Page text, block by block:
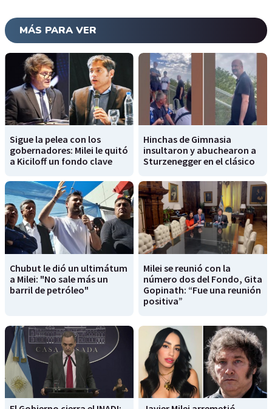
MÁS PARA VER
Sigue la pelea con los
gobernadores: Milei le quitó
a Kiciloff un fondo clave
Hinchas de Gimnasia
insultaron y abuchearon a
Sturzenegger en el clásico
Chubut le dió un ultimátum
a Milei: "No sale más un
barril de petróleo"
Milei se reunió con la
número dos del Fondo, Gita
Gopinath: “Fue una reunión
positiva”